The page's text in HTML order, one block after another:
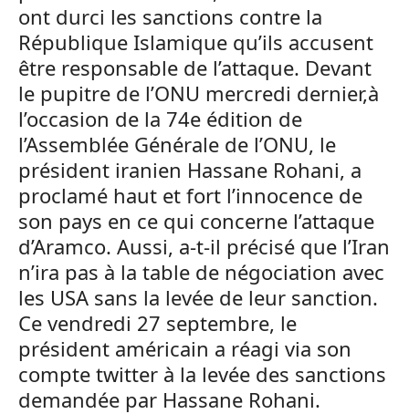
ont durci les sanctions contre la
République Islamique qu’ils accusent
être responsable de l’attaque. Devant
le pupitre de l’ONU mercredi dernier,à
l’occasion de la 74e édition de
l’Assemblée Générale de l’ONU, le
président iranien Hassane Rohani, a
proclamé haut et fort l’innocence de
son pays en ce qui concerne l’attaque
d’Aramco. Aussi, a-t-il précisé que l’Iran
n’ira pas à la table de négociation avec
les USA sans la levée de leur sanction.
Ce vendredi 27 septembre, le
président américain a réagi via son
compte twitter à la levée des sanctions
demandée par Hassane Rohani.